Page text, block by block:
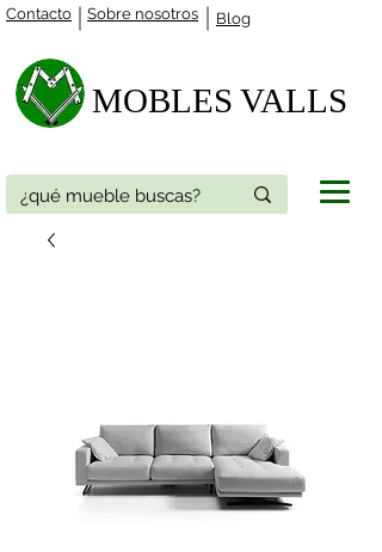
Contacto Blog
Sobre nosotros
MOBLES VALLS​